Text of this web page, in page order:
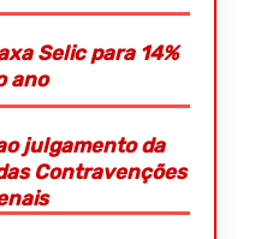
Selic para 14%
ano
julgamento da
Contravenções